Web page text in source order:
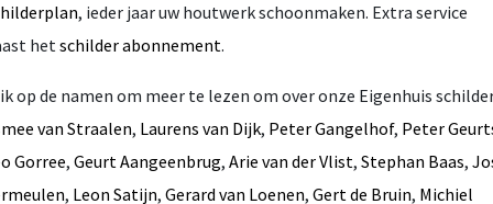
, ieder jaar uw houtwerk schoonmaken. Extra service
hetschilder abonnement.
op de namen om meer te lezen om over onze Eigenhuis
van Straalen, Laurens van Dijk, Peter Gangelhof, Peter
Gorree, Geurt Aangeenbrug, Arie van der Vlist, Stephan Baas,
, Leon Satijn, Gerard van Loenen, Gert de Bruin, Michiel